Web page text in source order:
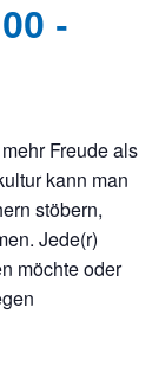
-
Freude als
kann man
stöbern,
Jede(r)
möchte oder